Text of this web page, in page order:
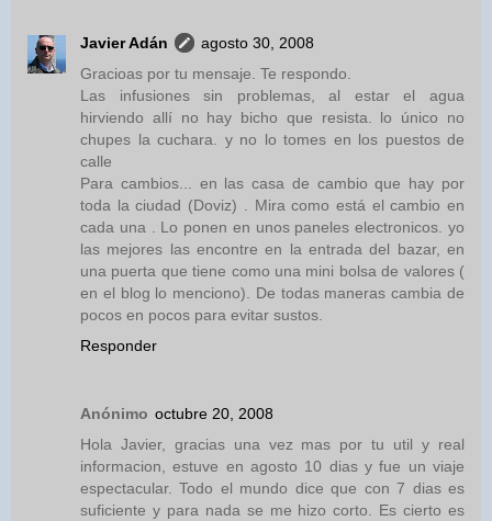
Javier Adán
agosto 30, 2008
Gracioas por tu mensaje. Te respondo.
Las infusiones sin problemas, al estar el agua
hirviendo allí no hay bicho que resista. lo único no
chupes la cuchara. y no lo tomes en los puestos de
calle
Para cambios... en las casa de cambio que hay por
toda la ciudad (Doviz) . Mira como está el cambio en
cada una . Lo ponen en unos paneles electronicos. yo
las mejores las encontre en la entrada del bazar, en
una puerta que tiene como una mini bolsa de valores (
en el blog lo menciono). De todas maneras cambia de
pocos en pocos para evitar sustos.
Responder
Anónimo octubre 20, 2008
Hola Javier, gracias una vez mas por tu util y real
informacion, estuve en agosto 10 dias y fue un viaje
espectacular. Todo el mundo dice que con 7 dias es
suficiente y para nada se me hizo corto. Es cierto es